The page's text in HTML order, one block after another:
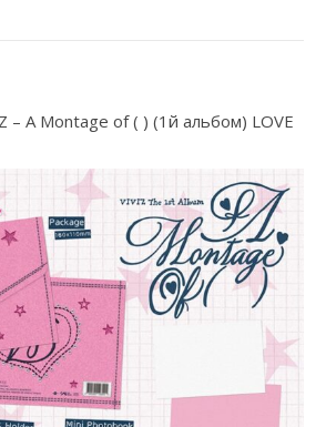
– A Montage of ( ) (1й альбом) LOVE